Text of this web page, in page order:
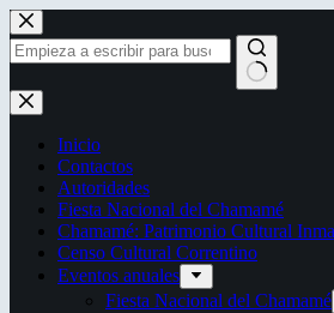
Saltar
al
contenido
Sin
resultados
Inicio
Contactos
Autoridades
Fiesta Nacional del Chamamé
Chamamé: Patrimonio Cultural
Censo Cultural Correntino
Eventos anuales
Fiesta Nacional del Chamamé